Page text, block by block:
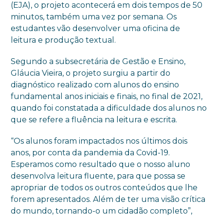
(EJA), o projeto acontecerá em dois tempos de 50
minutos, também uma vez por semana. Os
estudantes vão desenvolver uma oficina de
leitura e produção textual.
Segundo a subsecretária de Gestão e Ensino,
Gláucia Vieira, o projeto surgiu a partir do
diagnóstico realizado com alunos do ensino
fundamental anos iniciais e finais, no final de 2021,
quando foi constatada a dificuldade dos alunos no
que se refere a fluência na leitura e escrita.
“Os alunos foram impactados nos últimos dois
anos, por conta da pandemia da Covid-19.
Esperamos como resultado que o nosso aluno
desenvolva leitura fluente, para que possa se
apropriar de todos os outros conteúdos que lhe
forem apresentados. Além de ter uma visão crítica
do mundo, tornando-o um cidadão completo”,